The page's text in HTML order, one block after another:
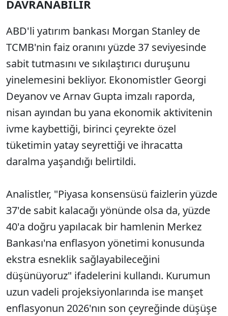
DAVRANABİLİR
ABD'li yatırım bankası Morgan Stanley de
TCMB'nin faiz oranını yüzde 37 seviyesinde
sabit tutmasını ve sıkılaştırıcı duruşunu
yinelemesini bekliyor. Ekonomistler Georgi
Deyanov ve Arnav Gupta imzalı raporda,
nisan ayından bu yana ekonomik aktivitenin
ivme kaybettiği, birinci çeyrekte özel
tüketimin yatay seyrettiği ve ihracatta
daralma yaşandığı belirtildi.
Analistler, "Piyasa konsensüsü faizlerin yüzde
37'de sabit kalacağı yönünde olsa da, yüzde
40'a doğru yapılacak bir hamlenin Merkez
Bankası'na enflasyon yönetimi konusunda
ekstra esneklik sağlayabileceğini
düşünüyoruz" ifadelerini kullandı. Kurumun
uzun vadeli projeksiyonlarında ise manşet
enflasyonun 2026'nın son çeyreğinde düşüşe